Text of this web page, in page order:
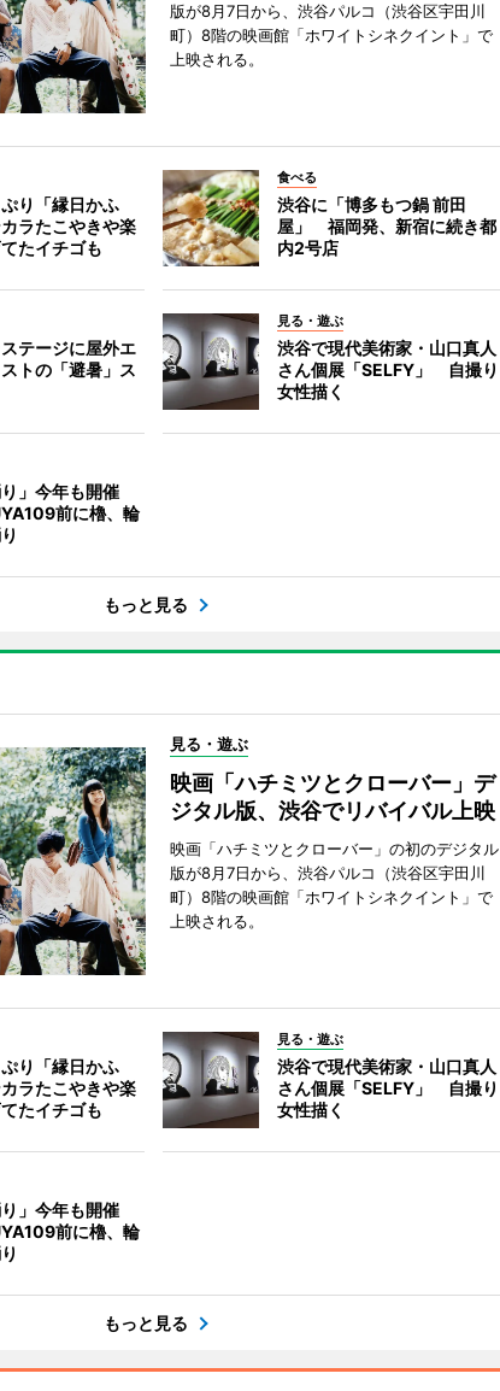
版が8月7日から、渋谷パルコ（渋谷区宇田川
町）8階の映画館「ホワイトシネクイント」で
上映される。
り「縁日かふ
ラたこやきや楽
たイチゴも
食べる
渋谷に「博多もつ鍋 前田
屋」 福岡発、新宿に続き都
内2号店
テージに屋外エ
トの「避暑」ス
見る・遊ぶ
渋谷で現代美術家・山口真人
さん個展「SELFY」 自撮り
女性描く
り」今年も開催
前に櫓、輪
もっと見る
見る・遊ぶ
映画「ハチミツとクローバー」デ
ジタル版、渋谷でリバイバル上映
映画「ハチミツとクローバー」の初のデジタル
版が8月7日から、渋谷パルコ（渋谷区宇田川
町）8階の映画館「ホワイトシネクイント」で
上映される。
り「縁日かふ
ラたこやきや楽
たイチゴも
見る・遊ぶ
渋谷で現代美術家・山口真人
さん個展「SELFY」 自撮り
女性描く
り」今年も開催
前に櫓、輪
もっと見る